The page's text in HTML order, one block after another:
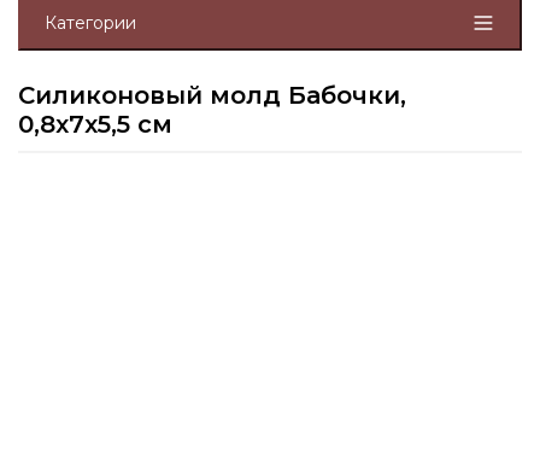
Категории
Силиконовый молд Бабочки,
0,8х7х5,5 см